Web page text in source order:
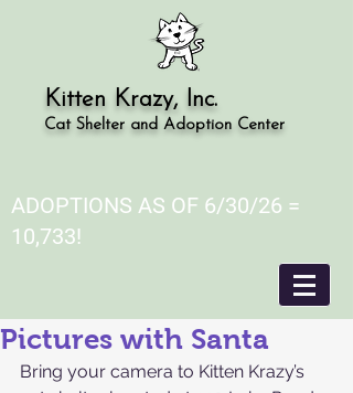
Kitten Krazy, Inc.
Cat Shelter and Adoption Center
ADOPTIONS AS OF 6/30/26 =
10,733!
Pictures with Santa
Bring your camera to Kitten Krazy’s